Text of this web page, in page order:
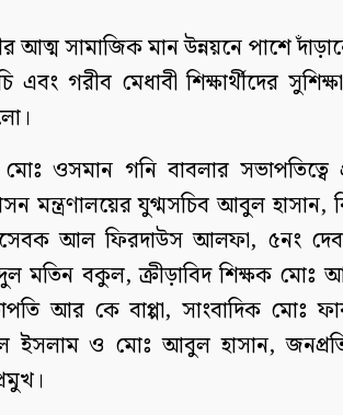
আত্ম সামাজিক মান উন্নয়নে পাশে
গরীব মেধাবী শিক্ষার্থীদের
মোঃ ওসমান গনি বাবলার সভাপতিত্বে
মন্ত্রণালয়ের যুগ্মসচিব আবুল হাসান,
আল ফিরদাউস আলফা, ৫নং
মতিন বকুল, ক্রীড়াবিদ শিক্ষক
আর কে বাপ্পা, সাংবাদিক মোঃ
ইসলাম ও মোঃ আবুল হাসান,